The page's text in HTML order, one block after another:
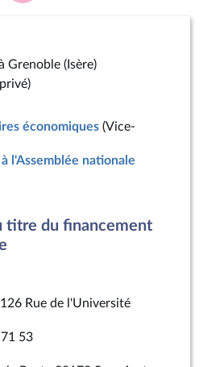
Grenoble (Isère)
économiques (Vice-
l'Assemblée nationale
titre du financement
Rue de l'Université
53